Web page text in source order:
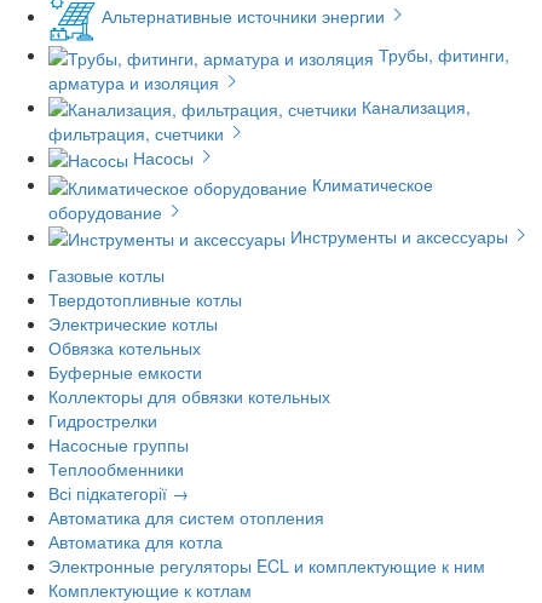
Альтернативные источники энергии
Трубы, фитинги,
арматура и изоляция
Канализация,
фильтрация, счетчики
Насосы
Климатическое
оборудование
Инструменты и аксессуары
Газовые котлы
Твердотопливные котлы
Электрические котлы
Обвязка котельных
Буферные емкости
Коллекторы для обвязки котельных
Гидрострелки
Насосные группы
Теплообменники
Всі підкатегорії →
Автоматика для систем отопления
Автоматика для котла
Электронные регуляторы ECL и комплектующие к ним
Комплектующие к котлам